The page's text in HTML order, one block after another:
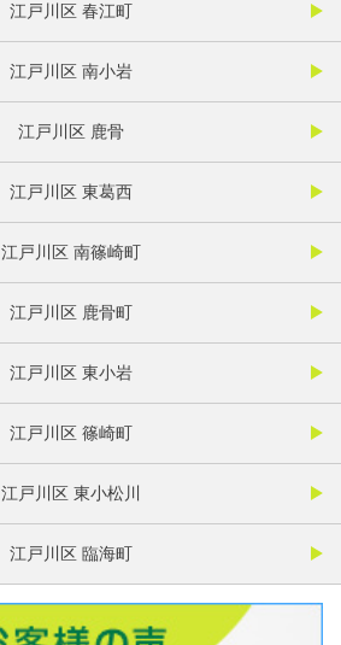
江戸川区 春江町
江戸川区 南小岩
江戸川区 鹿骨
江戸川区 東葛西
江戸川区 南篠崎町
江戸川区 鹿骨町
江戸川区 東小岩
江戸川区 篠崎町
江戸川区 東小松川
江戸川区 臨海町